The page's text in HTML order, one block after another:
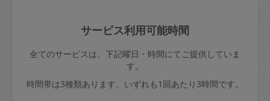
サービス利用可能時間
全てのサービスは、下記曜日・時間にてご提供していま
す。
時間帯は3種類あります。いずれも1回あたり3時間です。